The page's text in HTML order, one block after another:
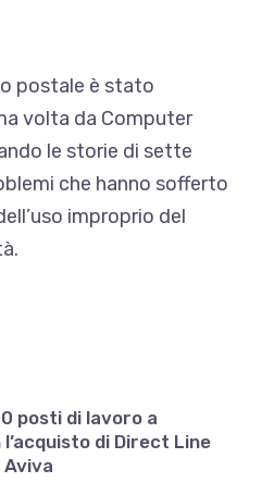
postale è stato
volta da Computer
le storie di sette
che hanno sofferto
improprio del
posti di lavoro a
di Direct Line